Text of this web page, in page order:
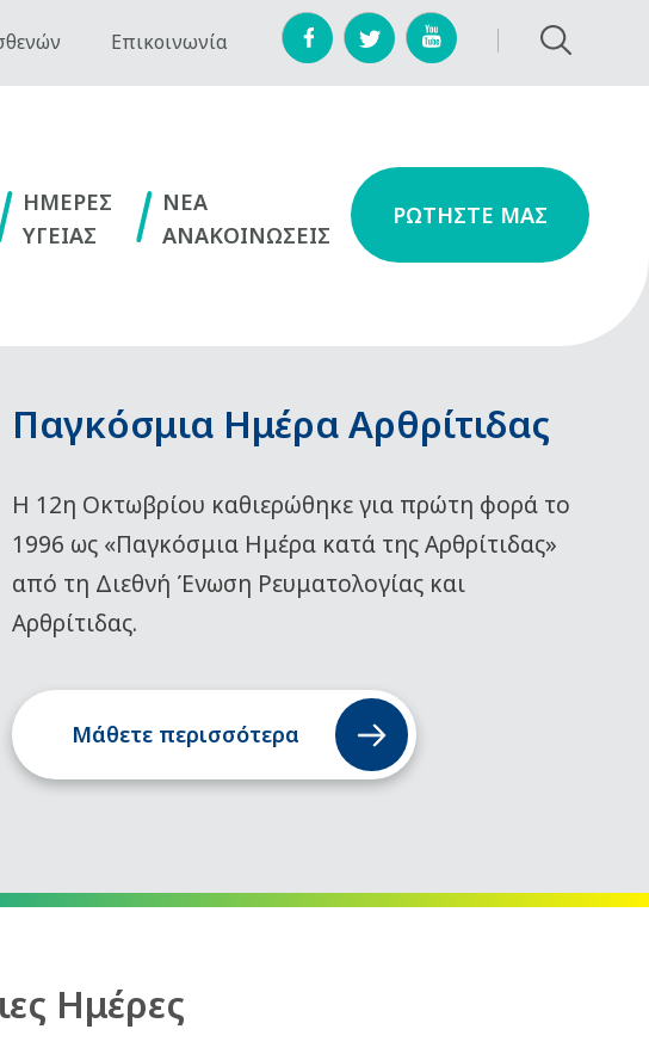
Επικοινωνία
ΗΜΕΡΕΣ
ΥΓΕΙΑΣ
NEA
ΑΝΑΚΟΙΝΩΣΕΙΣ
ΡΩΤΗΣΤΕ ΜΑΣ
Παγκόσμια Ημέρα Αρθρίτιδας
Η 12η Οκτωβρίου καθιερώθηκε για πρώτη φορά το
1996 ως «Παγκόσμια Ημέρα κατά της Αρθρίτιδας»
από τη Διεθνή Ένωση Ρευματολογίας και
Αρθρίτιδας.
Μάθετε περισσότερα
Ημέρες